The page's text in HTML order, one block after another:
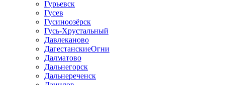
Гурьевск
Гусев
Гусиноозёрск
Гусь-Хрустальный
Давлеканово
ДагестанскиеОгни
Далматово
Дальнегорск
Дальнереченск